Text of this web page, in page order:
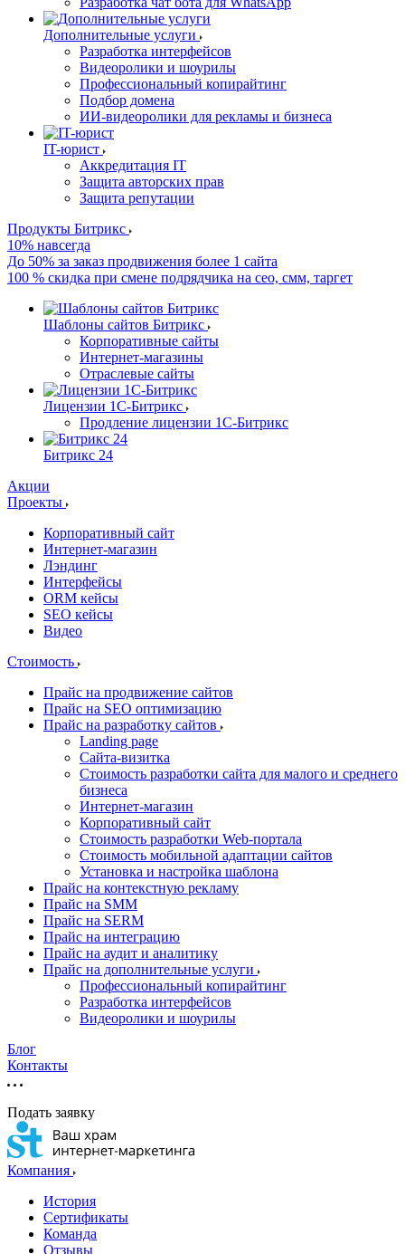
Дополнительные услуги
Разработка интерфейсов
Видеоролики и шоурилы
Профессиональный копирайтинг
Подбор домена
ИИ-видеоролики для рекламы и бизнеса
IT-юрист
Аккредитация IT
Защита авторских прав
Защита репутации
Продукты Битрикс
10% навсегда
До 50% за заказ продвижения более 1 сайта
100 % скидка при смене подрядчика на сео, смм, таргет
Шаблоны сайтов Битрикс
Корпоративные сайты
Интернет-магазины
Отраслевые сайты
Лицензии 1С-Битрикс
Продление лицензии 1С-Битрикс
Битрикс 24
Акции
Проекты
Корпоративный сайт
Интернет-магазин
Лэндинг
Интерфейсы
ORM кейсы
SEO кейсы
Видео
Стоимость
Прайс на продвижение сайтов
Прайс на SEO оптимизацию
Прайс на разработку сайтов
Landing page
Cайта-визитка
Стоимость разработки сайта для малого и среднего
бизнеса
Интернет-магазин
Корпоративный сайт
Стоимость разработки Web-портала
Стоимость мобильной адаптации сайтов
Установка и настройка шаблона
Прайс на контекстную рекламу
Прайс на SMM
Прайс на SERM
Прайс на интеграцию
Прайс на аудит и аналитику
Прайс на дополнительные услуги
Профессиональный копирайтинг
Разработка интерфейсов
Видеоролики и шоурилы
Блог
Контакты
Подать заявку
Компания
История
Сертификаты
Команда
Отзывы